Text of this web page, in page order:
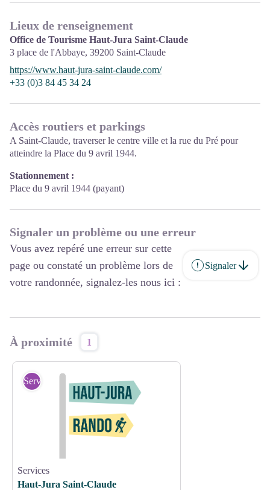
Lieux de renseignement
Office de Tourisme Haut-Jura Saint-Claude
3 place de l'Abbaye, 39200 Saint-Claude
https://www.haut-jura-saint-claude.com/
+33 (0)3 84 45 34 24
Accès routiers et parkings
A Saint-Claude, traverser le centre ville et la rue du Pré pour
atteindre la Place du 9 avril 1944.
Stationnement :
Place du 9 avril 1944 (payant)
Signaler un problème ou une erreur
Vous avez repéré une erreur sur cette
page ou constaté un problème lors de
votre randonnée, signalez-les nous ici :
Signaler
À proximité 1
Services
Services
Haut-Jura Saint-Claude